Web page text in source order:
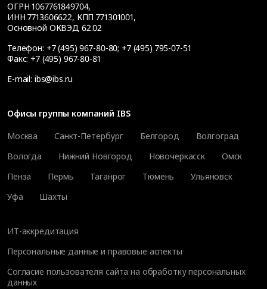
ОГРН 1067761849704,
ИНН 7713606622, КПП 771301001,
Основной ОКВЭД 62.02
Телефон: +7 (495) 967-80-80; +7 (495) 795-07-51
Факс: +7 (495) 967-80-81
E-mail: ibs@ibs.ru
Офисы группы компаний IBS
Москва
Санкт-Петербург Белгород
Волгоград
Вологда
Нижний Новгород Новочеркасск
Омск
Пенза
Пермь Таганрог Тюмень
Ульяновск
Уфа
Шахты
ИТ-аккредитация
Персональные данные и правовые аспекты
Согласие пользователя сайта на обработку персональных
данных